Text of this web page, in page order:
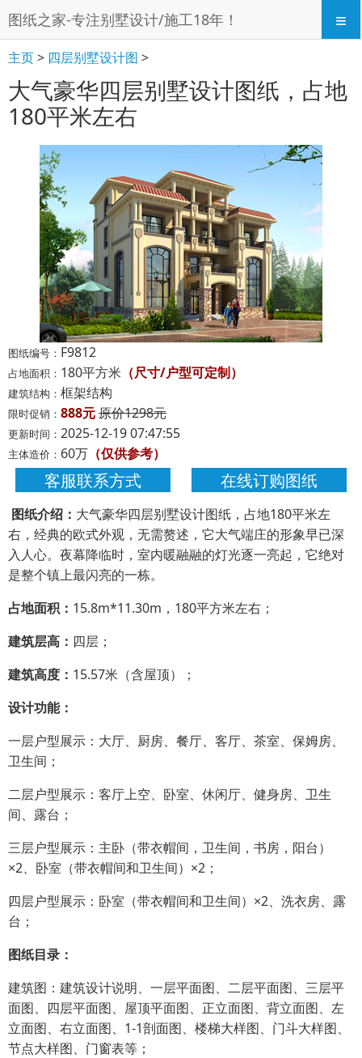
图纸之家-专注别墅设计/施工18年！ ≡
主页> 四层别墅设计图 >
大气豪华四层别墅设计图纸，占地
180平米左右
图纸编号： F9812
占地面积： 180平方米 （尺寸/户型可定制）
建筑结构： 框架结构
限时促销： 888元原价1298元
更新时间： 2025-12-19 07:47:55
主体造价： 60万 （仅供参考）
客服联系方式 在线订购图纸
图纸介绍： 大气豪华四层别墅设计图纸，占地180平米左
右，经典的欧式外观，无需赘述，它大气端庄的形象早已深
入人心。夜幕降临时，室内暖融融的灯光逐一亮起，它绝对
是整个镇上最闪亮的一栋。
占地面积： 15.8m*11.30m，180平方米左右；
建筑层高： 四层；
建筑高度： 15.57米（含屋顶）；
设计功能：
一层户型展示：大厅、厨房、餐厅、客厅、茶室、保姆房、
卫生间；
二层户型展示：客厅上空、卧室、休闲厅、健身房、卫生
间、露台；
三层户型展示：主卧（带衣帽间，卫生间，书房，阳台）
×2、卧室（带衣帽间和卫生间）×2；
四层户型展示：卧室（带衣帽间和卫生间）×2、洗衣房、露
台；
图纸目录：
建筑图：建筑设计说明、一层平面图、二层平面图、三层平
面图、四层平面图、屋顶平面图、正立面图、背立面图、左
立面图、右立面图、1-1剖面图、楼梯大样图、门斗大样图、
节点大样图、门窗表等；